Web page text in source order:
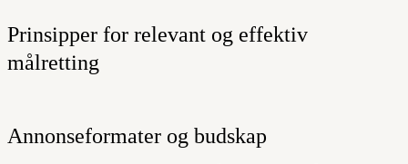
Prinsipper for relevant og effektiv
målretting
Annonseformater og budskap